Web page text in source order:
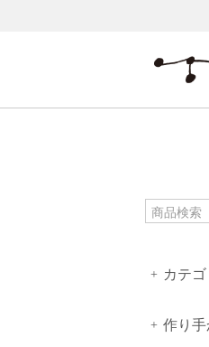
+ カテ
+ 作り